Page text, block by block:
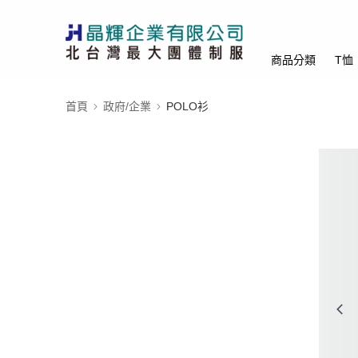
商品分類 T恤
首頁 政府/企業 POLO衫